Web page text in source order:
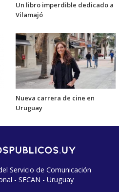
Un libro imperdible dedicado a
Vilamajó
Nueva carrera de cine en
Uruguay
Servicio de Comunicación
- SECAN - Uruguay